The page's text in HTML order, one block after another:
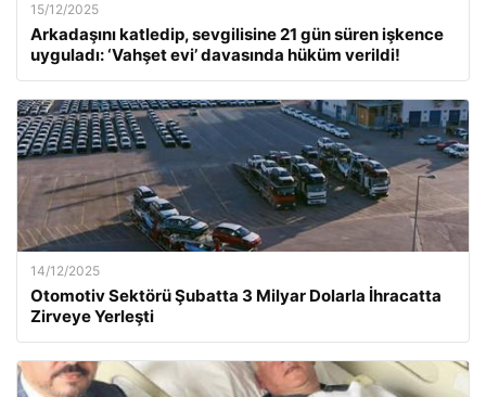
15/12/2025
Arkadaşını katledip, sevgilisine 21 gün süren işkence
uyguladı: ‘Vahşet evi’ davasında hüküm verildi!
14/12/2025
Otomotiv Sektörü Şubatta 3 Milyar Dolarla İhracatta
Zirveye Yerleşti